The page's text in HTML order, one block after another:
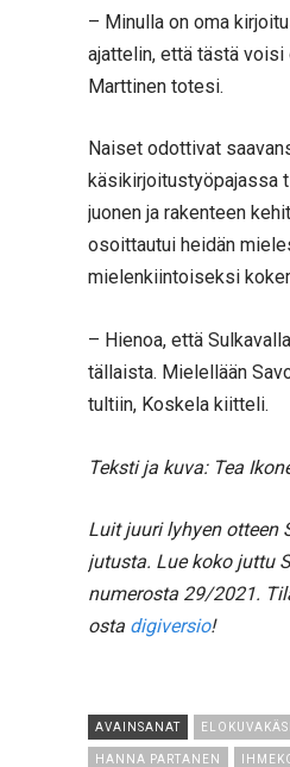
– Minulla on oma
ajattelin, että tästä voisi
Marttinen totesi.
Naiset odottivat
käsikirjoitustyöpajassa
juonen ja rakenteen
osoittautui heidän
mielenkiintoiseksi
– Hienoa, että
tällaista. Mielellään
tultiin, Koskela kiitteli.
Teksti ja kuva: Tea
Luit juuri lyhyen otteen
jutusta. Lue koko juttu
numerosta 29/2021.
osta digiversio!
AVAINSANAT
HANNA PARTANEN